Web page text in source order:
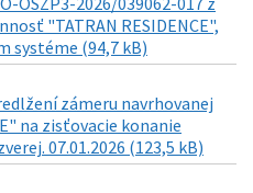
"TATRAN RESIDENCE",
systéme (94,7 kB)
zámeru navrhovanej
na zisťovacie konanie
07.01.2026 (123,5 kB)